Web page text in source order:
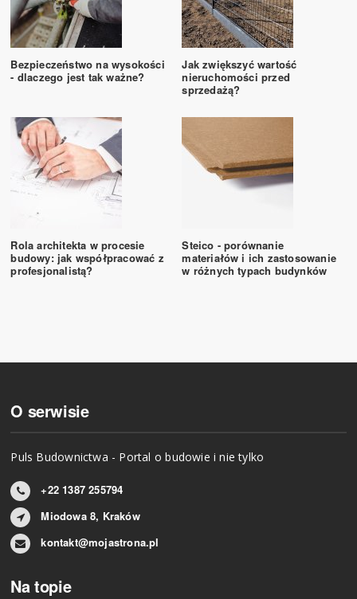
Bezpieczeństwo na wysokości
- dlaczego jest tak ważne?
Jak zwiększyć wartość
nieruchomości przed
sprzedażą?
Rola architekta w procesie
budowy: jak współpracować z
profesjonalistą?
Steico - porównanie
materiałów i ich zastosowanie
w różnych typach budynków
O serwisie
Puls Budownictwa - Portal o budowie i nie tylko
+22 1387 255794
Miodowa 8, Kraków
kontakt@mojastrona.pl
Na topie